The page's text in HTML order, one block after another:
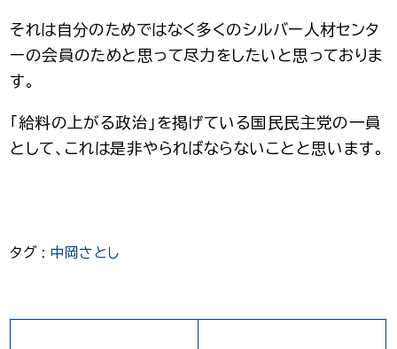
それは自分のためではなく多くのシルバー人材センタ
ーの会員のためと思って尽力をしたいと思っておりま
す。
「給料の上がる政治」を掲げている国民民主党の一員
として、これは是非やらればならないことと思います。
タグ : 中岡さとし